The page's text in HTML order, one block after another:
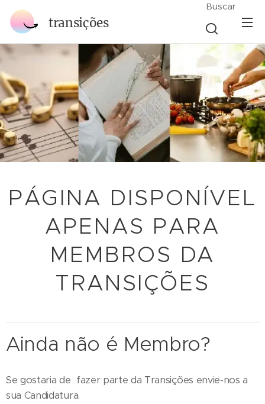
transições
Buscar
PÁGINA DISPONÍVEL
APENAS PARA
MEMBROS DA
TRANSIÇÕES
Ainda não é Membro?
Se gostaria de fazer parte da Transições envie-nos a
sua Candidatura.